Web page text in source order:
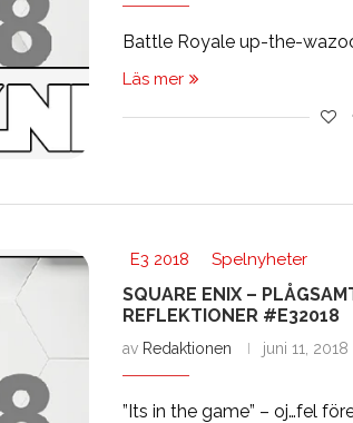
Battle Royale up-the-
Läs mer
E3 2018 Spelnyheter
SQUARE ENIX –
REFLEKTIONER #E32018
av Redaktionen juni 11, 2018
”Its in the game” – oj…fel